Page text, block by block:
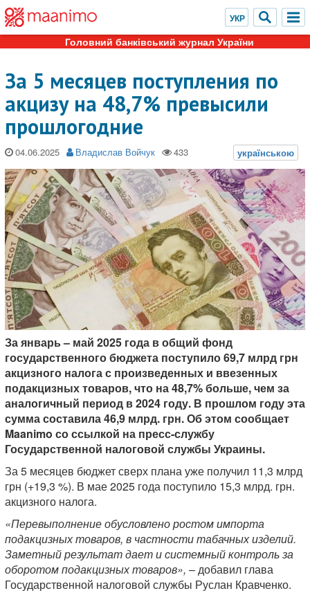
Головний банківський журнал України
За 5 месяцев поступления по
акцизу на 48,7% превысили
прошлогодние
04.06.2025 Владислав Войчук
За январь – май 2025 года в общий фонд
государственного бюджета поступило 69,7 млрд грн
акцизного налога с произведенных и ввезенных
подакцизных товаров, что на 48,7% больше, чем за
аналогичный период в 2024 году. В прошлом году эта
сумма составила 46,9 млрд. грн. Об этом сообщает
Maanimo со ссылкой на пресс-службу
Государственной налоговой службы Украины.
За 5 месяцев бюджет сверх плана уже получил 11,3 млрд
грн (+19,3 %). В мае 2025 года поступило 15,3 млрд. грн.
акцизного налога.
«Перевыполнение обусловлено ростом импорта
подакцизных товаров, в частности табачных изделий.
Заметный результат дает и системный контроль за
оборотом подакцизных товаров», – добавил глава
Государственной налоговой службы Руслан Кравченко.